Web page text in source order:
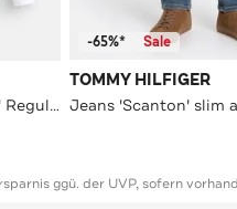
Casual-Hemd 'Lapo-W' Regular Fit
-65%* Sale
TOMMY HILFIGER
Jeans 'Scanton' slim
ggü. der UVP, sofern